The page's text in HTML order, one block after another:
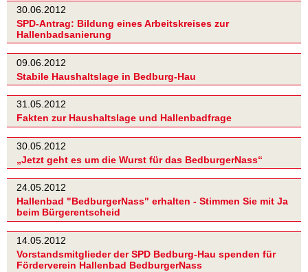
30.06.2012
SPD-Antrag: Bildung eines Arbeitskreises zur
Hallenbadsanierung
09.06.2012
Stabile Haushaltslage in Bedburg-Hau
31.05.2012
Fakten zur Haushaltslage und Hallenbadfrage
30.05.2012
„Jetzt geht es um die Wurst für das BedburgerNass“
24.05.2012
Hallenbad "BedburgerNass" erhalten - Stimmen Sie mit Ja
beim Bürgerentscheid
14.05.2012
Vorstandsmitglieder der SPD Bedburg-Hau spenden für
Förderverein Hallenbad BedburgerNass